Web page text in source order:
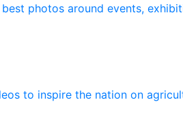
photos around events,
to inspire the nation on